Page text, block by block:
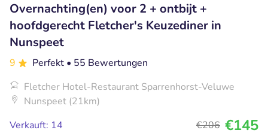
Overnachting(en) voor 2 + ontbijt +
hoofdgerecht Fletcher's Keuzediner in
Nunspeet
9 Perfekt • 55 Bewertungen
Fletcher Hotel-Restaurant Sparrenhorst-Veluwe
Nunspeet (21km)
Verkauft: 14
€206 €145